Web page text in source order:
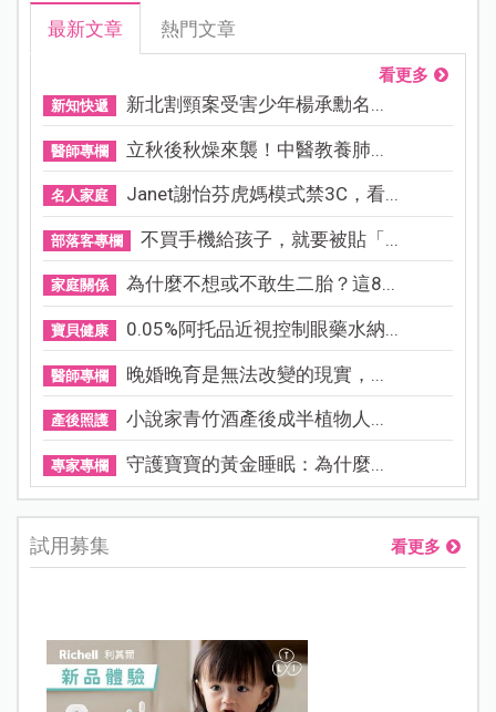
最新文章 熱門文章
看更多
新知快遞 新北割頸案受害少年楊承勳名...
醫師專欄 立秋後秋燥來襲！中醫教養肺...
名人家庭 Janet謝怡芬虎媽模式禁3C，看...
部落客專欄 不買手機給孩子，就要被貼「...
家庭關係 為什麼不想或不敢生二胎？這8...
寶貝健康 0.05%阿托品近視控制眼藥水納...
醫師專欄 晚婚晚育是無法改變的現實，...
產後照護 小說家青竹酒產後成半植物人...
專家專欄 守護寶寶的黃金睡眠：為什麼...
試用募集 看更多